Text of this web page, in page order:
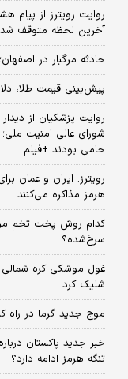
روایت رویترز از پیام
آخرین لحظه متوقف شد
حادثه مرگبار در اصفهان؛ ۴ نفر جان
پیش‌بینی قیمت طلا، دلار و
روایت پزشکیان از
شورای عالی امنیت
حامی بودند +فیلم
هرمز مذاکره می‌کنند
کدام روش پخت تخم
سرخ‌شده؟
غول موشکی کره شمالی
شلیک کرد
موج جدید گرما در راه
خبر جدید پاکستان
تنگه هرمز ادامه دارد؟